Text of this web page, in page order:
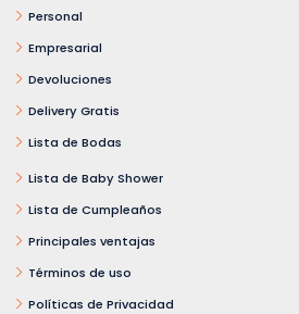
Personal
Empresarial
Devoluciones
Delivery Gratis
Lista de Bodas
Lista de Baby Shower
Lista de Cumpleaños
Principales ventajas
Términos de uso
Políticas de Privacidad